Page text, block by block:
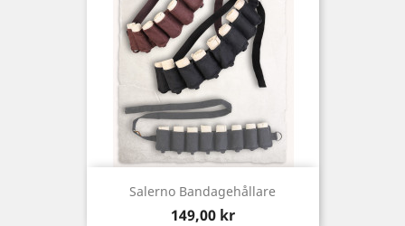
Salerno Bandagehållare
Pris
149,00 kr